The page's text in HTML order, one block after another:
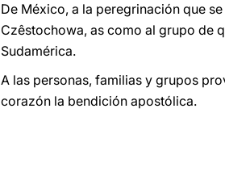
De México, a la peregrinación que
Czêstochowa, as como al grupo de
Sudamérica.
A las personas, familias y grupos
corazón la bendición apostólica.